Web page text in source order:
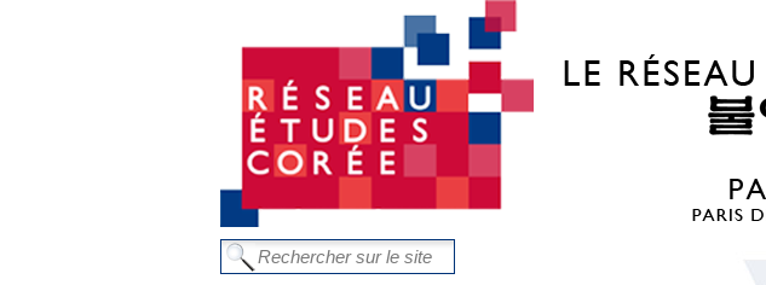
FORMULAIRE DE RECHERCHE
Chercher dans ce site